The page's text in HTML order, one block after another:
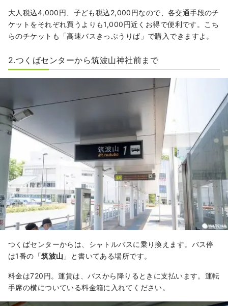
大人税込4,000円、子ども税込2,000円なので、各交通手段のチ
ケットをそれぞれ買うよりも1,000円近くお得で便利です。こち
らのチケットも「高速バスきっぷうりば」で購入できますよ。
2.つくばセンターから筑波山神社前まで
つくばセンターからは、シャトルバスに乗り換えます。バス停
は1番の「筑波山 」と書いてある場所です。
料金は720円。運賃は、バスから降りるときに支払います。運転
手席の横についている料金箱に入れてください。